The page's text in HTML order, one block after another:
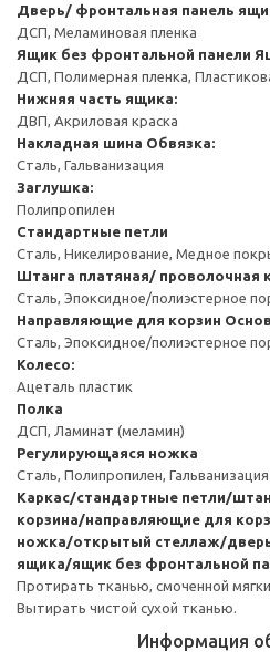
Дверь/ фронтальная панель
ДСП, Меламиновая пленка
Ящик без фронтальной панели
ДСП, Полимерная пленка,
Нижняя часть ящика:
ДВП, Акриловая краска
Накладная шина Обвязка:
Сталь, Гальванизация
Заглушка:
Полипропилен
Стандартные петли
Сталь, Никелирование, Медное
Штанга платяная/ проволочная
Сталь, Эпоксидное/полиэстерное
Направляющие для корзин
Сталь, Эпоксидное/полиэстерное
Колесо:
Ацеталь пластик
Полка
ДСП, Ламинат (меламин)
Регулирующаяся ножка
Сталь, Полипропилен, Гальванизация
Каркас/стандартные петли/
корзина/направляющие для
ножка/открытый стеллаж/
ящика/ящик без фронтальной
Протирать тканью, смоченной
Вытирать чистой сухой тканью.
Информация